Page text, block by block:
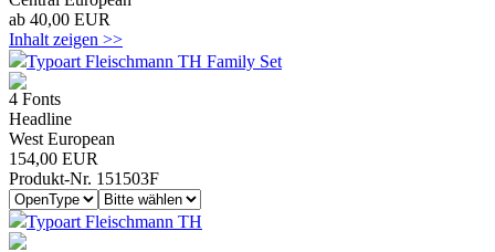
ab 40,00 EUR
Inhalt zeigen >>
Typoart Fleischmann TH Family Set
4 Fonts
Headline
West European
154,00 EUR
Produkt-Nr. 151503F
Typoart Fleischmann TH